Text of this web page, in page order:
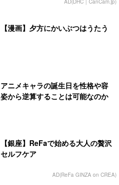
AD(DHC｜CanCam.jp)
【漫画】夕方にかいぶつはうたう
アニメキャラの誕生日を性格や容
姿から逆算することは可能なのか
【銀座】ReFaで始める大人の贅沢
セルフケア
AD(ReFa GINZA on CREA)